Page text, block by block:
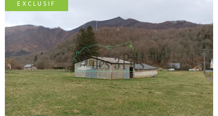
ALERTE MAIL
EXCLUSIF